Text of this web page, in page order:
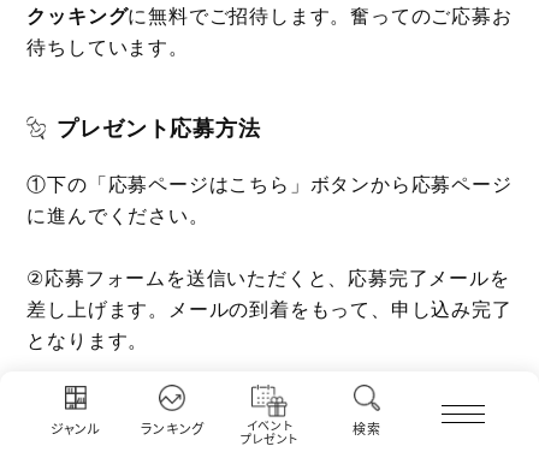
ジャンル ランキング イベント
プレゼント
検索
クッキングに無料でご招待します。奮ってのご応募お
待ちしています。
プレゼント応募方法
①下の「応募ページはこちら」ボタンから応募ページ
に進んでください。
②応募フォームを送信いただくと、応募完了メールを
差し上げます。メールの到着をもって、申し込み完了
となります。
③当選発表は５月12日ごろを予定しています。当選
された方には、入力いただいたメールアドレス宛に当